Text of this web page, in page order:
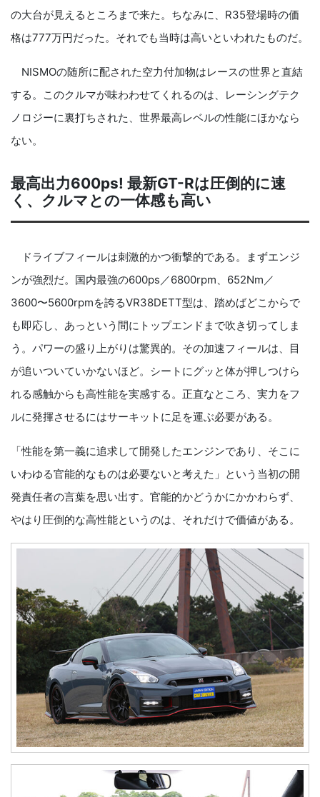
の大台が見えるところまで来た。ちなみに、R35登場時の価
格は777万円だった。それでも当時は高いといわれたものだ。
NISMOの随所に配された空力付加物はレースの世界と直結
する。このクルマが味わわせてくれるのは、レーシングテク
ノロジーに裏打ちされた、世界最高レベルの性能にほかなら
ない。
最高出力600ps! 最新GT-Rは圧倒的に速
く、クルマとの一体感も高い
ドライブフィールは刺激的かつ衝撃的である。まずエンジ
ンが強烈だ。国内最強の600ps／6800rpm、652Nm／
3600〜5600rpmを誇るVR38DETT型は、踏めばどこからで
も即応し、あっという間にトップエンドまで吹き切ってしま
う。パワーの盛り上がりは驚異的。その加速フィールは、目
が追いついていかないほど。シートにグッと体が押しつけら
れる感触からも高性能を実感する。正直なところ、実力をフ
ルに発揮させるにはサーキットに足を運ぶ必要がある。
「性能を第一義に追求して開発したエンジンであり、そこに
いわゆる官能的なものは必要ないと考えた」という当初の開
発責任者の言葉を思い出す。官能的かどうかにかかわらず、
やはり圧倒的な高性能というのは、それだけで価値がある。